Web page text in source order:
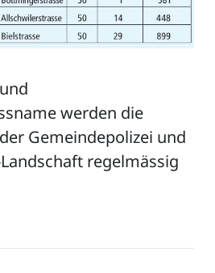
werden die
Gemeindepolizei und
regelmässig